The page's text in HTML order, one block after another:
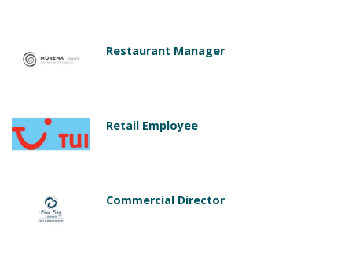
Restaurant Manager
Retail Employee
Commercial Director